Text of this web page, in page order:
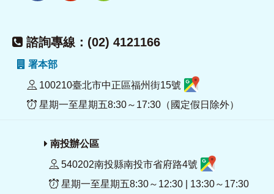
諮詢專線：(02) 4121166
署本部
100210臺北市中正區福州街15號
星期一至星期五8:30～17:30（國定假日除外）
南投辦公區
540202南投縣南投市省府路4號
星期一至星期五8:30～12:30 | 13:30～17:30